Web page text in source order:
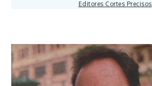
Editores Cortes Precisos